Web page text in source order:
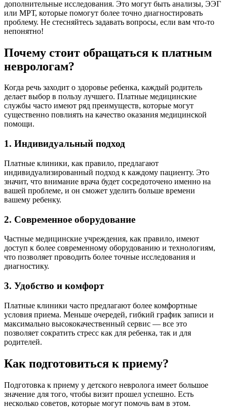
дополнительные исследования. Это могут быть анализы, ЭЭГ
или МРТ, которые помогут более точно диагностировать
проблему. Не стесняйтесь задавать вопросы, если вам что-то
непонятно!
Почему стоит обращаться к платным
неврологам?
Когда речь заходит о здоровье ребенка, каждый родитель
делает выбор в пользу лучшего. Платные медицинские
службы часто имеют ряд преимуществ, которые могут
существенно повлиять на качество оказания медицинской
помощи.
1. Индивидуальный подход
Платные клиники, как правило, предлагают
индивидуализированный подход к каждому пациенту. Это
значит, что внимание врача будет сосредоточено именно на
вашей проблеме, и он сможет уделить больше времени
вашему ребенку.
2. Современное оборудование
Частные медицинские учреждения, как правило, имеют
доступ к более современному оборудованию и технологиям,
что позволяет проводить более точные исследования и
диагностику.
3. Удобство и комфорт
Платные клиники часто предлагают более комфортные
условия приема. Меньше очередей, гибкий график записи и
максимально высококачественный сервис — все это
позволяет сократить стресс как для ребенка, так и для
родителей.
Как подготовиться к приему?
Подготовка к приему у детского невролога имеет большое
значение для того, чтобы визит прошел успешно. Есть
несколько советов, которые могут помочь вам в этом.